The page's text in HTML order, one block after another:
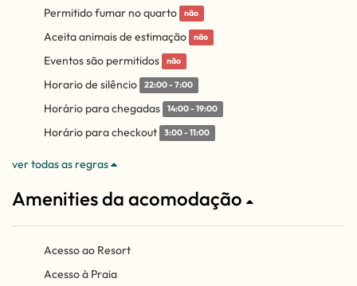
Permitido fumar no quarto não
Aceita animais de estimação não
Eventos são permitidos não
Horario de silêncio 22:00 - 7:00
Horário para chegadas 14:00 - 19:00
Horário para checkout 3:00 - 11:00
ver todas as regras
Amenities da acomodação
Acesso ao Resort
Acesso à Praia